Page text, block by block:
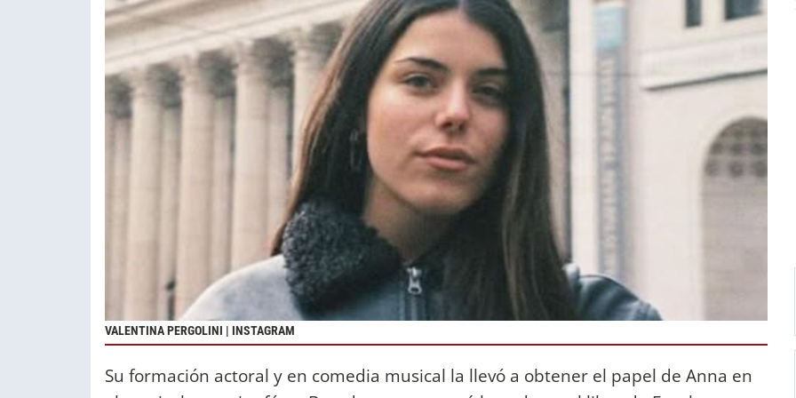
VALENTINA PERGOLINI | INSTAGRAM
Su formación actoral y en comedia musical la llevó a obtener el papel de Anna en